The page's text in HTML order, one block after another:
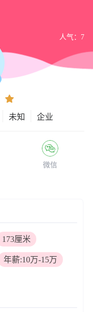
人气：7
未知 企业
微信
173厘米
年薪:10万-15万